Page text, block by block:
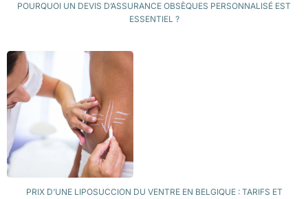
POURQUOI UN DEVIS D’ASSURANCE OBSÈQUES PERSONNALISÉ EST
ESSENTIEL ?
PRIX D’UNE LIPOSUCCION DU VENTRE EN BELGIQUE : TARIFS ET